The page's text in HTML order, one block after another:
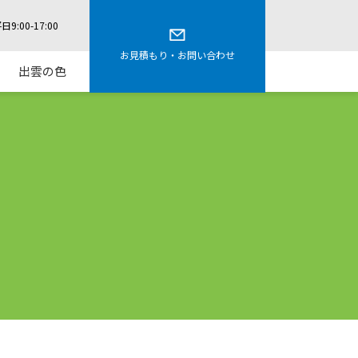
9:00-17:00
お見積もり・お問い合わせ
出雲の色